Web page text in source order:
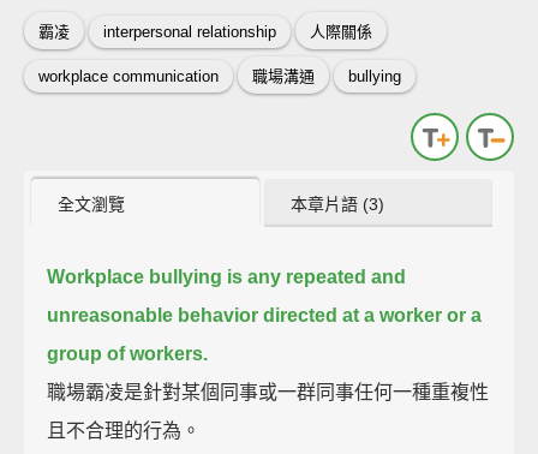
霸凌 interpersonal relationship 人際關係
workplace communication 職場溝通 bullying
全文瀏覽 本章片語 (3)
Workplace bullying is any repeated and
unreasonable behavior directed at a worker or a
group of workers.
職場霸凌是針對某個同事或一群同事任何一種重複性
且不合理的行為。